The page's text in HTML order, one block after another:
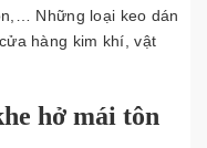
Những loại keo dán
hàng kim khí, vật
hở mái tôn